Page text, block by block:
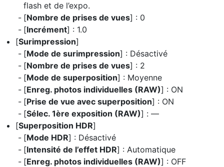
flash et de l’expo.
[Nombre de prises de vues] : 0
[Incrément] : 1.0
[Surimpression]
[Mode de surimpression] : Désactivé
[Nombre de prises de vues] : 2
[Mode de superposition] : Moyenne
[Enreg. photos individuelles (RAW)] : ON
[Prise de vue avec superposition] : ON
[Sélec. 1ère exposition (RAW)] : —
[Superposition HDR]
[Mode HDR] : Désactivé
[Intensité de l’effet HDR] : Automatique
[Enreg. photos individuelles (RAW)] : OFF